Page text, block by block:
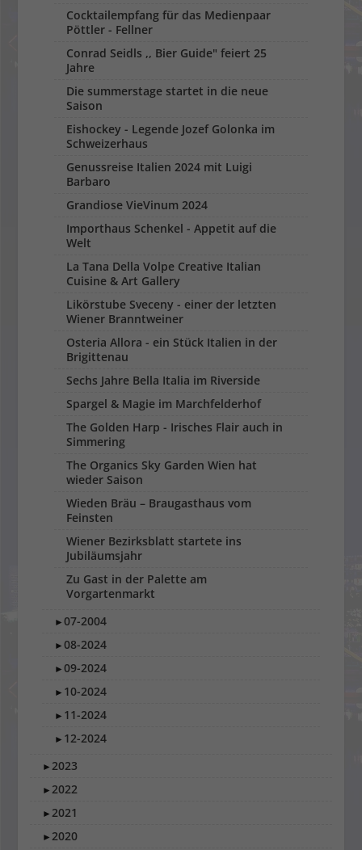
Cocktailempfang für das Medienpaar
Pöttler - Fellner
Conrad Seidls ,, Bier Guide" feiert 25
Jahre
Die summerstage startet in die neue
Saison
Eishockey - Legende Jozef Golonka im
Schweizerhaus
Genussreise Italien 2024 mit Luigi
Barbaro
Grandiose VieVinum 2024
Importhaus Schenkel - Appetit auf die
Welt
La Tana Della Volpe Creative Italian
Cuisine & Art Gallery
Likörstube Sveceny - einer der letzten
Wiener Branntweiner
Osteria Allora - ein Stück Italien in der
Brigittenau
Sechs Jahre Bella Italia im Riverside
Spargel & Magie im Marchfelderhof
The Golden Harp - Irisches Flair auch in
Simmering
The Organics Sky Garden Wien hat
wieder Saison
Wieden Bräu – Braugasthaus vom
Feinsten
Wiener Bezirksblatt startete ins
Jubiläumsjahr
Zu Gast in der Palette am
Vorgartenmarkt
►07-2004
►08-2024
►09-2024
► 10-2024
► 11-2024
► 12-2024
►2023
►2022
►2021
►2020